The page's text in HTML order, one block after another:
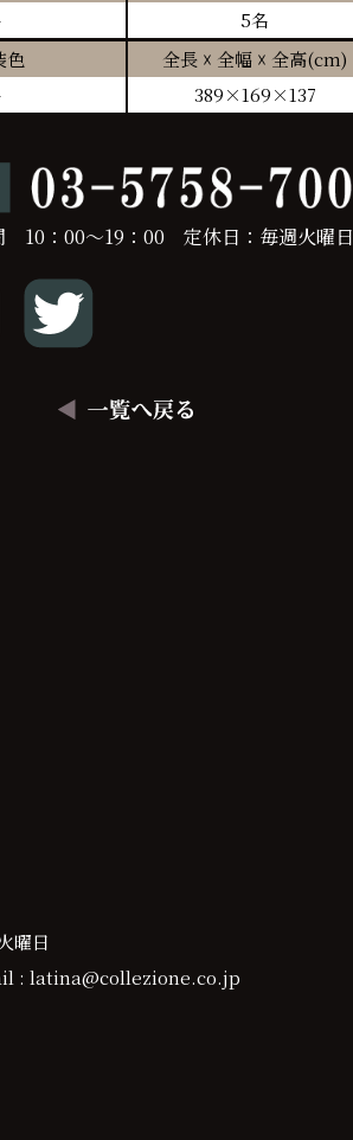
5名
色
全長 ☓ 全幅 ☓ 全高(cm)
389×169×137
10：00～19：00 定休日：毎週火曜日
曜日
: latina@collezione.co.jp